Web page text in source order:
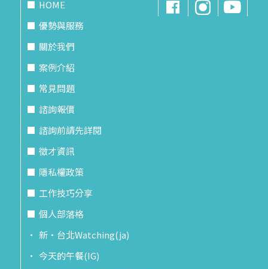
HOME
優勢與服務
關於我們
案例介紹
常見問題
諮詢報價
諮詢前請先詳閱
徵才資訊
隱私權政策
工作技巧分享
個人部落格
新‧台北Watching(ja)
今天的午餐(IG)